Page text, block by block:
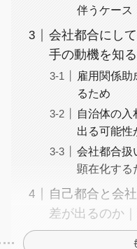
伴うケース
会社都合にし
手の動機を知
雇用関係助
るため
自治体の
出る可能性
会社都合扱
顕在化する
自己都合と会
差が出るのか